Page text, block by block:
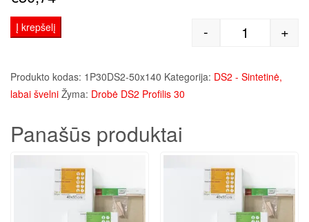
produkto
- +
Į krepšelį
Produkto kodas: 1P30DS2-50x140 Kategorija: DS2 - Sintetinė,
labai švelni Žyma: Drobė DS2 Profilis 30
Panašūs produktai